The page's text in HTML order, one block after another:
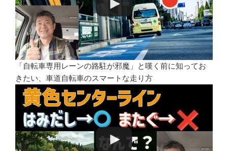
「自転車専用レーンの路駐が邪魔」と嘆く前に知ってお
きたい、車道自転車のスマートな走り方